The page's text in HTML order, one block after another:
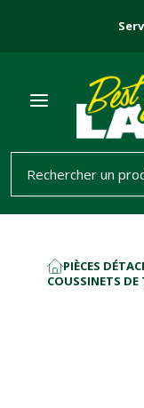
ACCUEIL
PIÈCES
COUSSINETS DE